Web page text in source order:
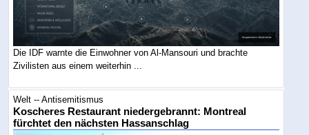
Die IDF warnte die Einwohner von Al-Mansouri und brachte
Zivilisten aus einem weiterhin ...
Welt -- Antisemitismus
Koscheres Restaurant niedergebrannt: Montreal
fürchtet den nächsten Hassanschlag